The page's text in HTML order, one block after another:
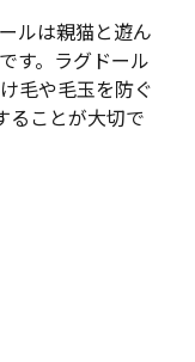
ルは親猫と遊ん
す。ラグドール
毛や毛玉を防ぐ
ることが大切で